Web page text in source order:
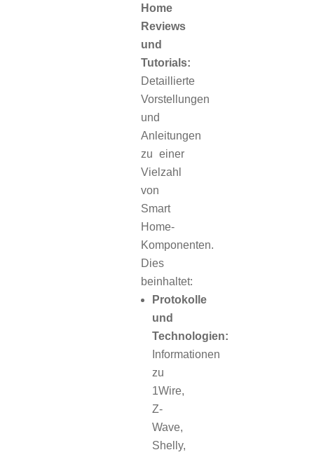
Home
Reviews
und
Tutorials:
Detaillierte
Vorstellungen
und
Anleitungen
zu einer
Vielzahl
von
Smart
Home-
Komponenten.
Dies
beinhaltet:
Protokolle
und
Technologien:
Informationen
zu
1Wire,
Z-
Wave,
Shelly,